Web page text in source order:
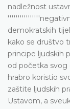
nadležnost
demokratskih
kako se društvo
principe ljudskih
od početka svog
hrabro koristio
zaštite ljudskih
Ustavom, a